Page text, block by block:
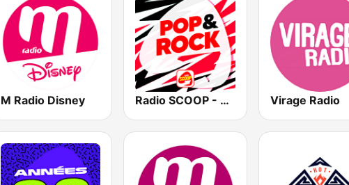
M Radio Disney Radio SCOOP - Pop & Rock Virage Radio